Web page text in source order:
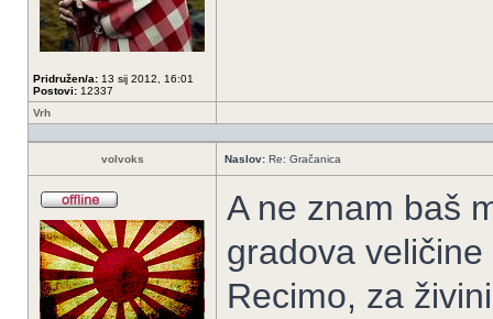
Pridružen/a: 13 sij 2012, 16:01
Postovi: 12337
Vrh
volvoks Naslov: Re: Gračanica
A ne znam baš
gradova
Recimo, za